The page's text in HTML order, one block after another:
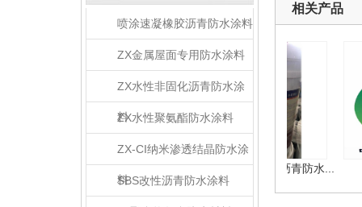
喷涂速凝橡胶沥青防水涂料
ZX金属屋面专用防水涂料
ZX水性非固化沥青防水涂
料
ZX水性聚氨酯防水涂料
ZX-CI纳米渗透结晶防水涂
料
SBS改性沥青防水涂料
相关产品
ZX高性能橡胶沥青防水涂... ZX喷涂速凝橡胶沥青防水...